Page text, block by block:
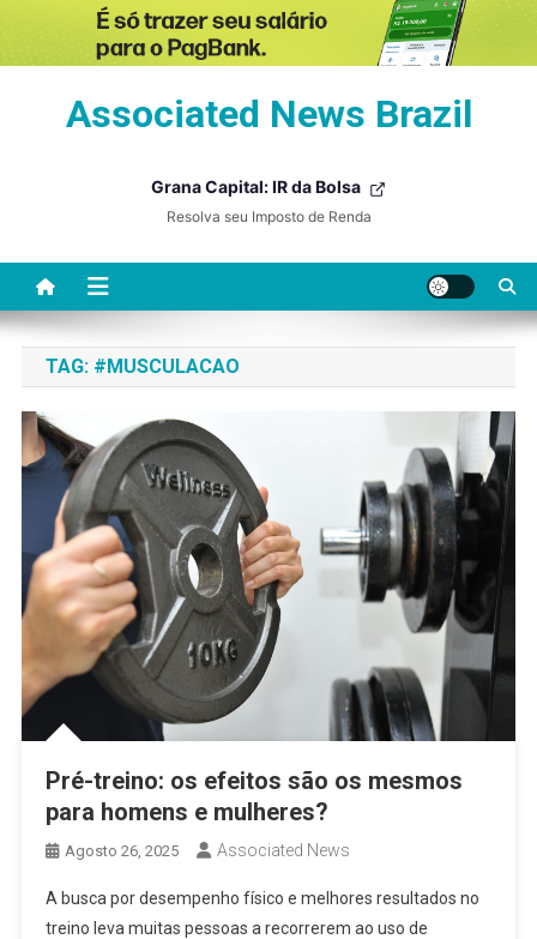
Associated News Brazil
Grana Capital: IR da Bolsa
Resolva seu Imposto de Renda
TAG: #MUSCULACAO
Pré-treino: os efeitos são os mesmos
para homens e mulheres?
Agosto 26, 2025 Associated News
A busca por desempenho físico e melhores resultados no
treino leva muitas pessoas a recorrerem ao uso de